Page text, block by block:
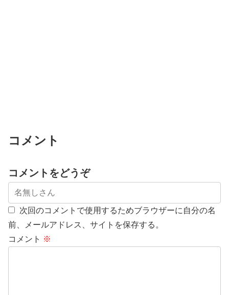
コメント
コメントをどうぞ
次回のコメントで使用するためブラウザーに自分の名
前、メールアドレス、サイトを保存する。
コメント ※